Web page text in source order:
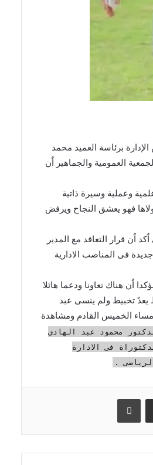
برئاسة العميد محمد
العمومية والجماهير اٌن
وعملية وسيرة ذاتية
فهو يعشق النجاح ويرفض
اٌن قرار التعاقد مع المدير
جديدة فى المناصب الادارية
اٌن هناك تعاونا ودعما هائلا
تخبيط ولم ينسى عبد
الخميس القادم ومشاهدة
محمود عبد الهادى
فى الادارة
.
مشاركة عبر البريد طباعة